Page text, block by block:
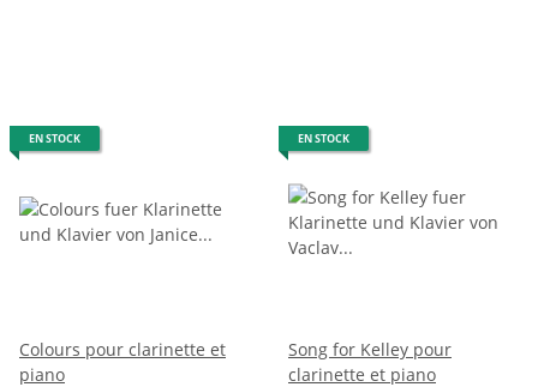
EN STOCK
Colours pour clarinette et
piano
EN STOCK
Song for Kelley pour
clarinette et piano